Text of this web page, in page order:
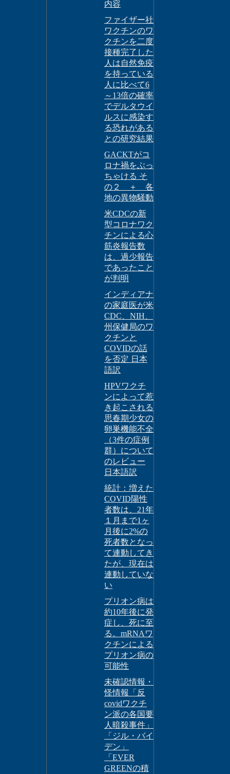
内容
ファイザー社
ワクチンのワ
クチンを二度
接種完了した
人は自然免疫
を持っている
人に比べて6
～13倍の確率
でデルタウイ
ルスに感染す
る恐れがある
との研究結果
GACKTがコ
ロナ禍をぶっ
ちゃける そ
の２ ＋ 各
地の異物騒動
米CDCの新
型コロナワク
チンによる心
筋炎報告数
は、過少報告
であったこと
が判明
インディアナ
の家庭医が米
CDC、NIH、
州保健局のワ
クチンと
COVIDの話
を否定 日本
語訳
HPVワクチ
ンによって惹
き起こされる
思春期少女の
卵巣機能不全
（3件の症例
群）について
のレビュー
日本語訳
統計：増えた
COVID陽性
者数は、21年
１月まで1ヶ
月後に2%の
死者数となっ
て連動してき
たが、現在は
連動していな
い
プリオン病は
約10年後に発
症し、死に至
る。mRNAワ
クチンによる
プリオン病の
可能性
未確認情報・
怪情報「反
covidワクチ
ン派の各国要
人暗殺事件」
「ジル・バイ
デン」
「EVER
GREENの積